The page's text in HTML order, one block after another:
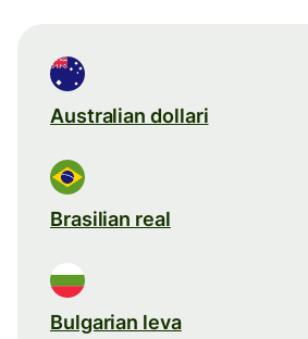
Australian dollari
Brasilian real
Bulgarian leva